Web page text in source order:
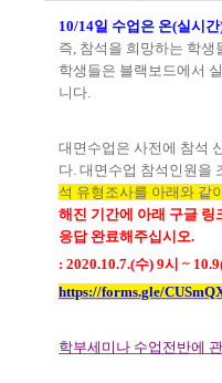
10/14일 수업은 온(실시간
즉, 참석을 희망하는 학생
학생들은 블랙보드에서
니다.
대면수업은 사전에 참석
다. 대면수업 참석인원을
석 유형조사를 아래와 같
해진 기간에 아래 구글 링
응답 완료해주십시오.
: 2020.10.7.(수) 9시 ~
https://forms.gle/
학부세미나 수업전반에